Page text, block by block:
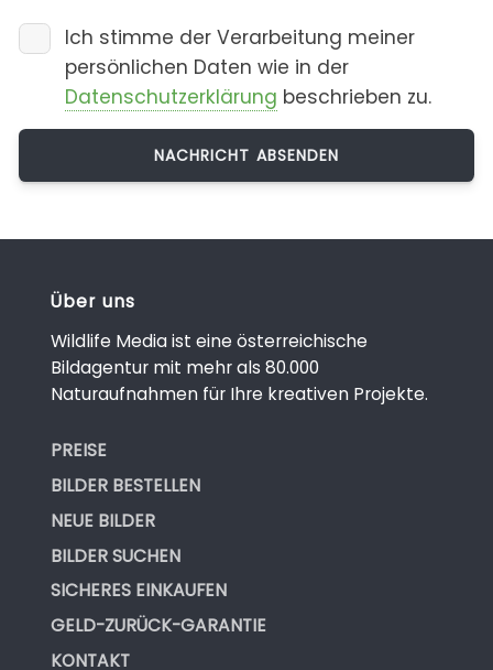
Ich stimme der Verarbeitung meiner
persönlichen Daten wie in der
Datenschutzerklärung beschrieben zu.
Über uns
Wildlife Media ist eine österreichische
Bildagentur mit mehr als 80.000
Naturaufnahmen für Ihre kreativen Projekte.
PREISE
BILDER BESTELLEN
NEUE BILDER
BILDER SUCHEN
SICHERES EINKAUFEN
GELD-ZURÜCK-GARANTIE
KONTAKT